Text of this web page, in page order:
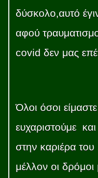
δύσκολο,αυτό
αφού
covid δεν μας
Όλοι όσοι
ευχαριστούμε
στην καριέρα του
μέλλον οι